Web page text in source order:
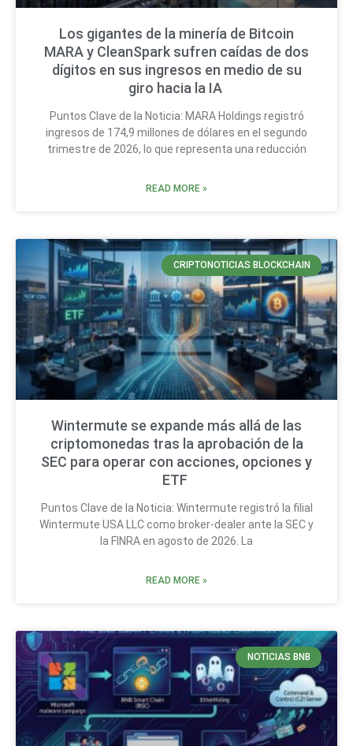
Los gigantes de la minería de Bitcoin
MARA y CleanSpark sufren caídas de dos
dígitos en sus ingresos en medio de su
giro hacia la IA
Puntos Clave de la Noticia: MARA Holdings registró
ingresos de 174,9 millones de dólares en el segundo
trimestre de 2026, lo que representa una reducción
READ MORE »
CRIPTONOTICIAS BLOCKCHAIN
Wintermute se expande más allá de las
criptomonedas tras la aprobación de la
SEC para operar con acciones, opciones y
ETF
Puntos Clave de la Noticia: Wintermute registró la filial
Wintermute USA LLC como broker-dealer ante la SEC y
la FINRA en agosto de 2026. La
READ MORE »
NOTICIAS BNB